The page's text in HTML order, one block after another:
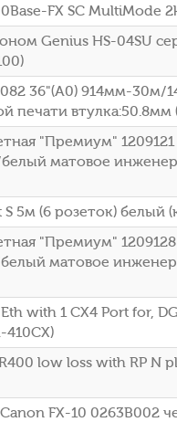
FX SC MultiMode
Genius HS-04SU
36"(A0) 914мм-30м/
печати втулка:50.8мм
"Премиум" 1209121
матовое
5м (6 розеток) белый
"Премиум" 1209128
матовое
with 1 CX4 Port for,
410CX)
low loss with RP N
FX-10 0263B002